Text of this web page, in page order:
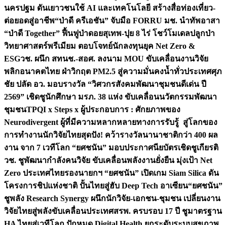
นครปฐม ดันเยาวชนใช้ AI และเทคโนโลยี สร้างสื่อท่องเที่ยว-
ต่อยอดสู่อาชีพ“ป่าดี ครีเอชัน” จับมือ FORRU มช. นำทัพอาสา
“ป่าดี Together” ฟื้นฟูป่าดอยสุเทพ-ปุย 8 ไร่ โชว์โมเดลปลูกป่า
วิทยาศาสตร์พรีเมียม ตอบโจทย์นักลงทุนยุค Net Zero &
ESGวช. ผนึก สทนช.-สอศ. ลงนาม MOU ขับเคลื่อนงานวิจัย
พลิกอนาคตไทย ฝ่าวิกฤต PM2.5 สู่ความมั่นคงน้ำทั่วประเทศศุภ
ชัย ปลัด อว. มอบรางวัล “วิศวกรสังคมพัฒนาชุมชนดีเด่น ปี
2569” เชิดชูนักศึกษา มรภ. 38 แห่ง ขับเคลื่อนนวัตกรรมพัฒนา
ชุมชนTPQI x Steps x ผู้ประกอบการ : ศักยภาพของ
Neurodivergent ผู้ที่มีความหลากหลายทางการรับรู้ สู่โลกของ
การทำงานนักวิจัยไทยสุดปัง! คว้ารางวัลนานาชาติกว่า 400 ผล
งาน จาก 7 เวทีโลก “ยศชนัน” มอบประกาศนียบัตรเชิดชูเกียรติ
วช. ชูพัฒนากำลังคนวิจัย ขับเคลื่อนพลังงานยั่งยืน มุ่งเป้า Net
Zero ประเทศไทยรองนายกฯ “ยศชนัน” เปิดเกม Siam Silica ดัน
โครงการชิปแห่งชาติ ปั้นไทยสู่ฮับ Deep Tech อาเซียน“ยศชนัน”
ชูพลัง Research Synergy ผนึกนักวิจัย-เอกชน-ชุมชน เปลี่ยนงาน
วิจัยไทยสู่พลังขับเคลื่อนประเทศสรพ. ครบรอบ 17 ปี ชูมาตรฐาน